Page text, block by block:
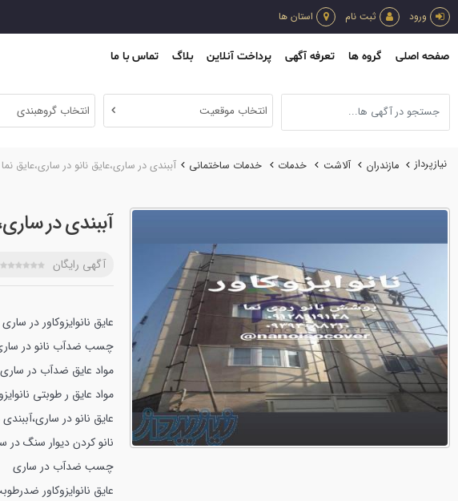
ورود ثبت نام استان ها
صفحه اصلی گروه ها تعرفه آگهی پرداخت آنلاین بلاگ تماس با ما
انتخاب موقعیت انتخاب گروهبندی
نیازپرداز مازندران آلاشت خدمات خدمات ساختماني آببندی در ساری،عایق نانو در ساری،عایق
آببندی در
آگهی رایگان
عایق نانوایزوکاور در ساری
چسب ضدآب نانو در
مواد عایق ضدآب در ساری
مواد عایق ر طوبتی
عایق نانو در
نانو کردن دیوار سنگ در
چسب ضدآب در ساری
عایق نانوایزوکاور